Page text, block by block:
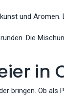
und
Die
in
bringen. Ob als